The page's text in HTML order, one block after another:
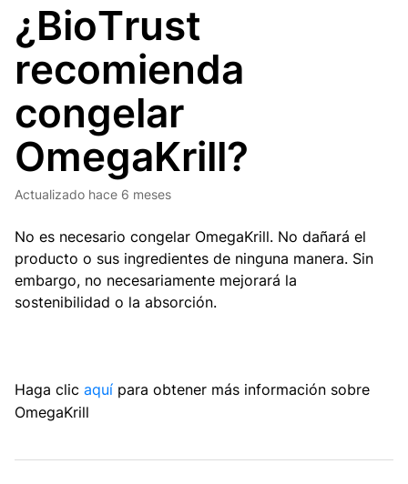
¿BioTrust
recomienda
congelar
OmegaKrill?
Actualizado hace 6 meses
No es necesario congelar OmegaKrill. No dañará el
producto o sus ingredientes de ninguna manera. Sin
embargo, no necesariamente mejorará la
sostenibilidad o la absorción.
Haga clic aquí para obtener más información sobre
OmegaKrill